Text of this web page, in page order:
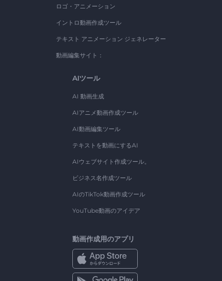
ロゴ・アニメーション
イントロ動画作成ツール
テキスト アニメーション ジェネレーター
動画編集サイト：
AIツール
AI 動画生成
AIアニメ動画作成ツール
AI動画編集ツール
テキストを動画にするAI
AIウェブサイト作成ツール。
ビジネス名作成ツール
AIのTikTok動画作成ツール
YouTube動画のアイデア
動画作成用のアプリ